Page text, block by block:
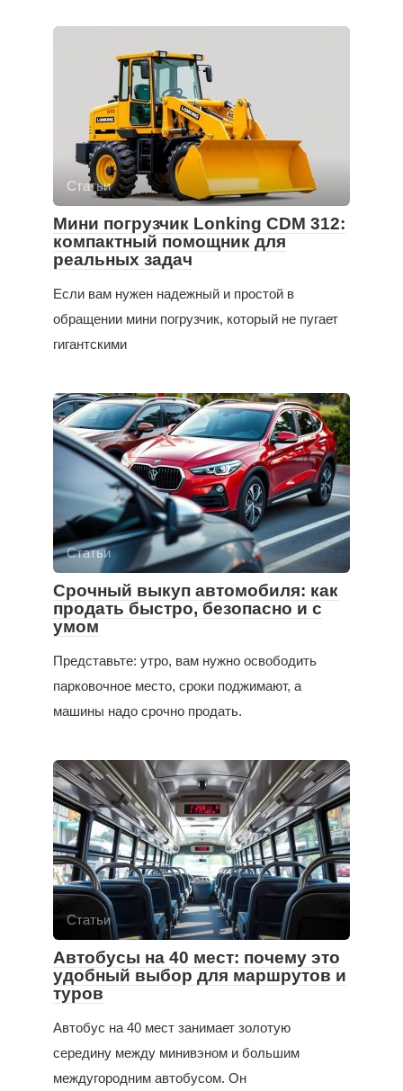
Статьи
Мини погрузчик Lonking CDM 312:
компактный помощник для
реальных задач
Если вам нужен надежный и простой в
обращении мини погрузчик, который не пугает
гигантскими
Статьи
Срочный выкуп автомобиля: как
продать быстро, безопасно и с
умом
Представьте: утро, вам нужно освободить
парковочное место, сроки поджимают, а
машины надо срочно продать.
Статьи
Автобусы на 40 мест: почему это
удобный выбор для маршрутов и
туров
Автобус на 40 мест занимает золотую
середину между минивэном и большим
междугородним автобусом. Он